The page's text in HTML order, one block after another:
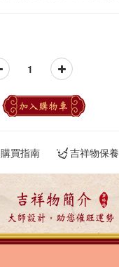
加入購物車
購買指南 吉祥物保養
吉祥物簡介
大師設計，助您催旺運勢